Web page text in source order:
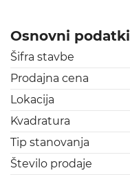
Osnovni podatki
Šifra stavbe
Prodajna cena
Lokacija
Kvadratura
Tip stanovanja
Število prodaje